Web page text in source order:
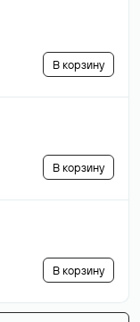
В корзину
В корзину
В корзину